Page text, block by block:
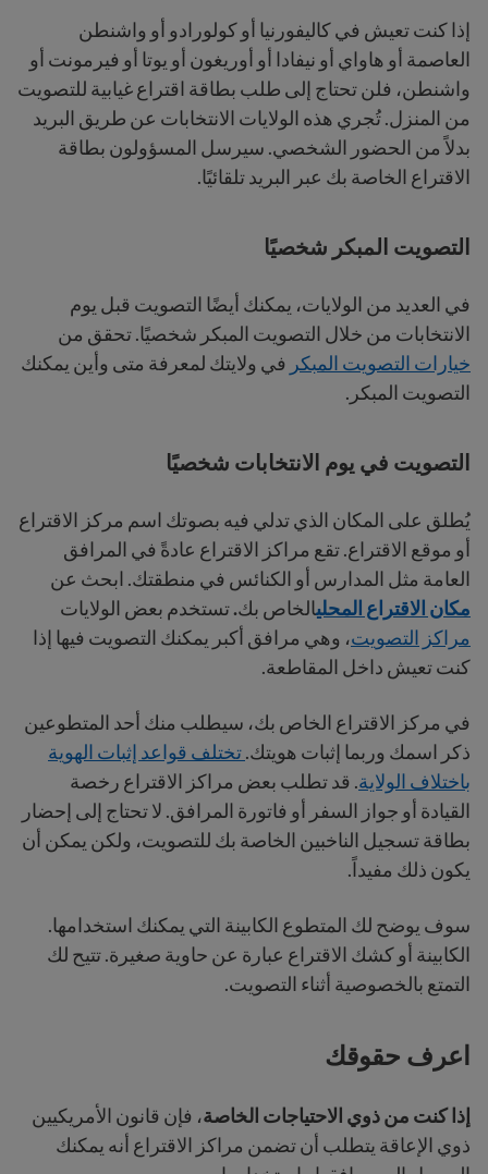
إذا كنت تعيش في كاليفورنيا أو كولورادو أو واشنطن
العاصمة أو هاواي أو نيفادا أو أوريغون أو يوتا أو فيرمونت أو
واشنطن، فلن تحتاج إلى طلب بطاقة اقتراع غيابية للتصويت
من المنزل. تُجري هذه الولايات الانتخابات عن طريق البريد
بدلاً من الحضور الشخصي. سيرسل المسؤولون بطاقة
الاقتراع الخاصة بك عبر البريد تلقائيًا.
التصويت المبكر شخصيًا
في العديد من الولايات، يمكنك أيضًا التصويت قبل يوم
الانتخابات من خلال التصويت المبكر شخصيًا. تحقق من
خيارات التصويت المبكر في ولايتك لمعرفة متى وأين يمكنك
التصويت المبكر.
التصويت في يوم الانتخابات شخصيًا
يُطلق على المكان الذي تدلي فيه بصوتك اسم مركز الاقتراع
أو موقع الاقتراع. تقع مراكز الاقتراع عادةً في المرافق
العامة مثل المدارس أو الكنائس في منطقتك. ابحث عن
مكان الاقتراع المحليالخاص بك.تستخدم بعض الولايات
مراكز التصويت، وهي مرافق أكبر يمكنك التصويت فيها إذا
كنت تعيش داخل المقاطعة.
في مركز الاقتراع الخاص بك، سيطلب منك أحد المتطوعين
ذكر اسمك وربما إثبات هويتك.تختلف قواعد إثبات الهوية
باختلاف الولاية. قد تطلب بعض مراكز الاقتراع رخصة
القيادة أو جواز السفر أو فاتورة المرافق. لا تحتاج إلى إحضار
بطاقة تسجيل الناخبين الخاصة بك للتصويت، ولكن يمكن أن
يكون ذلك مفيداً.
سوف يوضح لك المتطوع الكابينة التي يمكنك استخدامها.
الكابينة أو كشك الاقتراع عبارة عن حاوية صغيرة. تتيح لك
التمتع بالخصوصية أثناء التصويت.
اعرف حقوقك
إذا كنت من ذوي الاحتياجات الخاصة، فإن قانون الأمريكيين
ذوي الإعاقة يتطلب أن تضمن مراكز الاقتراع أنه يمكنك